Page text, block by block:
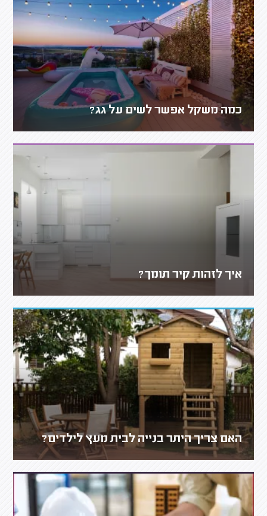
כמה משקל אפשר לשים על גג?
איך לזהות קיר תומך?
האם צריך היתר בנייה לבית מעץ לילדים?